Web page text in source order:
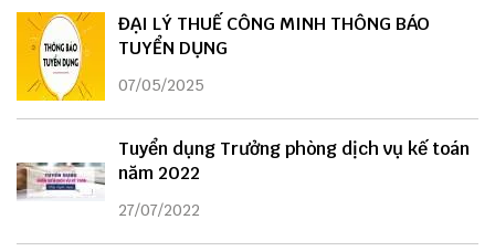
ĐẠI LÝ THUẾ CÔNG MINH THÔNG BÁO
TUYỂN DỤNG
07/05/2025
Tuyển dụng Trưởng phòng dịch vụ kế toán
năm 2022
27/07/2022